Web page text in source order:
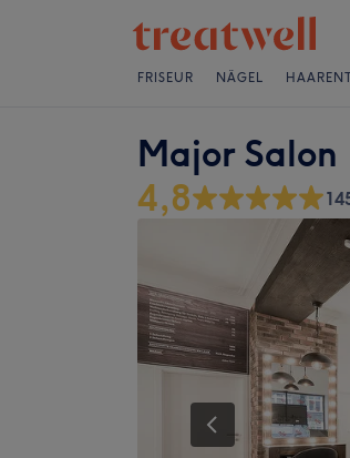
FRISEUR NÄGEL
Major Salon
4,8